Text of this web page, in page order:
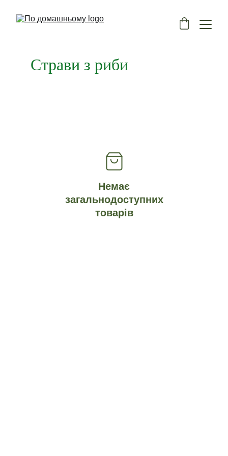
Страви з риби
Немає
загальнодоступних
товарів